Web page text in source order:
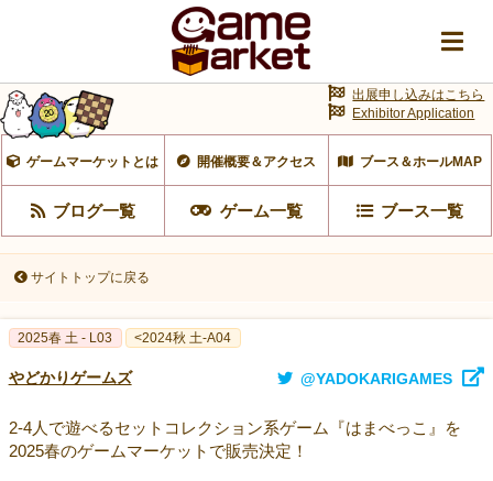
ゲームマーケットとは 開催概要＆アクセス ブース＆ホールMAP
ブログ一覧 ゲーム一覧 ブース一覧
出展申し込みはこちら
Exhibitor Application
サイトトップに戻る
2025春 土 - L03 <2024秋 土-A04
やどかりゲームズ @YADOKARIGAMES
2-4人で遊べるセットコレクション系ゲーム『はまべっこ』を
2025春のゲームマーケットで販売決定！